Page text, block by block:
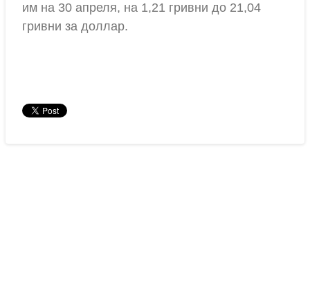
им на 30 апреля, на 1,21 гривни до 21,04
гривни за доллар.